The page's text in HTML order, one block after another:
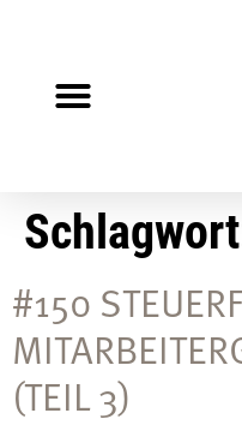
#150
(TEIL 3)